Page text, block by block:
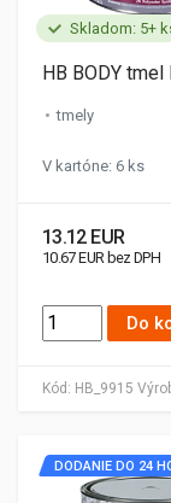
Skladom: 5+
Kód: HB_9915
HB BODY
tmely
V kartóne: 6 ks
13.12 EUR
10.67 EUR bez DPH
Do
DODANIE DO 24